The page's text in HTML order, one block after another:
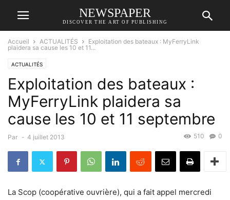
NEWSPAPER
DISCOVER THE ART OF PUBLISHING
Accueil ACTUALITÉS
Exploitation des bateaux : MyFerryLink
plaidera sa cause les 10 et 11...
ACTUALITÉS
Exploitation des bateaux :
MyFerryLink plaidera sa
cause les 10 et 11 septembre
Par - 4 juillet 2013 0
510
La Scop (coopérative ouvrière), qui a fait appel mercredi